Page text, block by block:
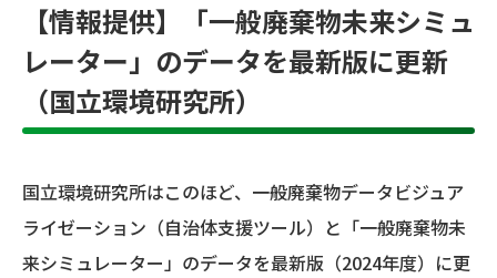
【情報提供】「一般廃棄物未来シミュ
レーター」のデータを最新版に更新
（国立環境研究所）
国立環境研究所はこのほど、一般廃棄物データビジュア
ライゼーション（自治体支援ツール）と「一般廃棄物未
来シミュレーター」のデータを最新版（2024年度）に更